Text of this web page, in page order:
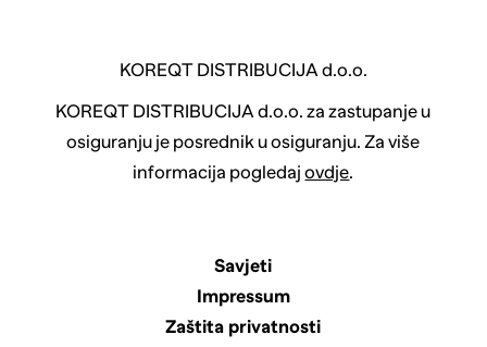
KOREQT DISTRIBUCIJA d.o.o.
KOREQT DISTRIBUCIJA d.o.o. za zastupanje u
osiguranju je posrednik u osiguranju. Za više
informacija pogledajovdje.
Savjeti
Impressum
Zaštita privatnosti